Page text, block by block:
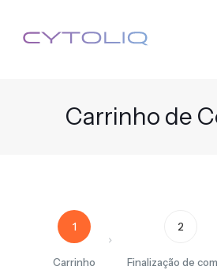
Carrinho de
1
Carrinho
2
Finalização de